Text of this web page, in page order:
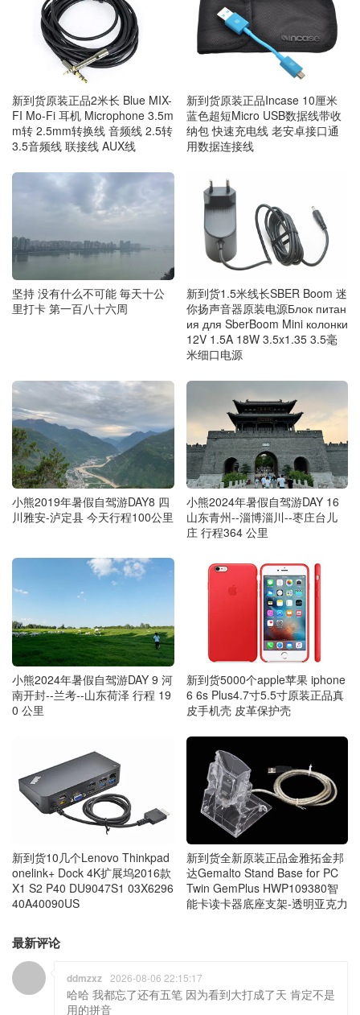
新到货原装正品2米长 Blue MIX-
FI Mo-Fi 耳机 Microphone 3.5m
m转 2.5mm转换线 音频线 2.5转
3.5音频线 联接线 AUX线
新到货原装正品Incase 10厘米
蓝色超短Micro USB数据线带收
纳包 快速充电线 老安卓接口通
用数据连接线
坚持 没有什么不可能 毎天十公
里打卡 第一百八十六周
新到货1.5米线长SBER Boom 迷
你扬声音器原装电源Блок питан
ия для SberBoom Mini колонки
12V 1.5A 18W 3.5x1.35 3.5毫
米细口电源
小熊2019年暑假自驾游DAY8 四
川雅安-泸定县 今天行程100公里
小熊2024年暑假自驾游DAY 16
山东青州--淄博淄川--枣庄台儿
庄 行程364 公里
小熊2024年暑假自驾游DAY 9 河
南开封--兰考--山东荷泽 行程 19
0 公里
新到货5000个apple苹果 iphone
6 6s Plus4.7寸5.5寸原装正品真
皮手机壳 皮革保护壳
新到货10几个Lenovo Thinkpad
onelink+ Dock 4K扩展坞2016款
X1 S2 P40 DU9047S1 03X6296
40A40090US
新到货全新原装正品金雅拓金邦
达Gemalto Stand Base for PC
Twin GemPlus HWP109380智
能卡读卡器底座支架-透明亚克力
最新评论
ddmzxz 2026-08-06 22:15:17
哈哈 我都忘了还有五笔 因为看到大打成了天 肯定不是
用的拼音